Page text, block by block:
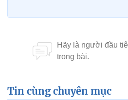
Tin cùng chuyên mục